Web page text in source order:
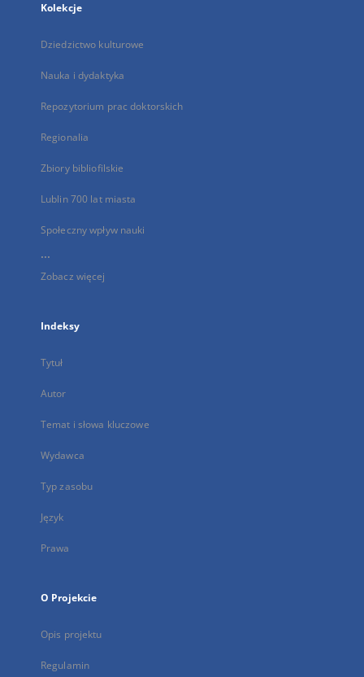
Kolekcje
Dziedzictwo kulturowe
Nauka i dydaktyka
Repozytorium prac doktorskich
Regionalia
Zbiory bibliofilskie
Lublin 700 lat miasta
Społeczny wpływ nauki
...
Zobacz więcej
Indeksy
Tytuł
Autor
Temat i słowa kluczowe
Wydawca
Typ zasobu
Język
Prawa
O Projekcie
Opis projektu
Regulamin